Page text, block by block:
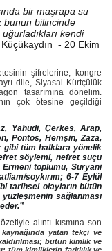
bir maşrapa su
bunun bilincinde
kendi
- 20 Ekim
şifrelerine, kongre
dile, Siyasal Kürtçülük
tasarımına dönelim.
çok ötesine geçildiği
Yahudi, Çerkes, Arap,
Pontos, Hemşin, Zaza,
gibi tüm halklara yönelik
söylemi, nefret suçu
toplumu, Süryani
soykırım; 6-7 Eylül
tarihsel olayların bütün
sağlanması
alıntı kısmına son
yatan tekçi ve
bütün kimlik ve